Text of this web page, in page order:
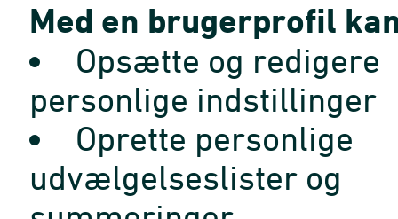
Med en brugerprofil
Opsætte og redigere
personlige indstillinger
Oprette personlige
udvælgelseslister og